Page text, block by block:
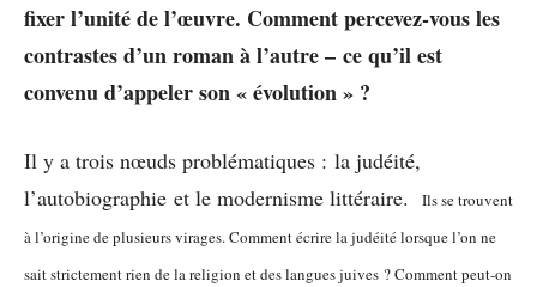
fixer l’unité de l’œuvre. Comment percevez-vous les
contrastes d’un roman à l’autre – ce qu’il est
convenu d’appeler son « évolution » ?
Il y a trois nœuds problématiques : la judéité,
l’autobiographie et le modernisme littéraire.
Ils se trouvent
à l’origine de plusieurs virages. Comment écrire la judéité lorsque l’on ne
sait strictement rien de la religion et des langues juives ? Comment peut-on